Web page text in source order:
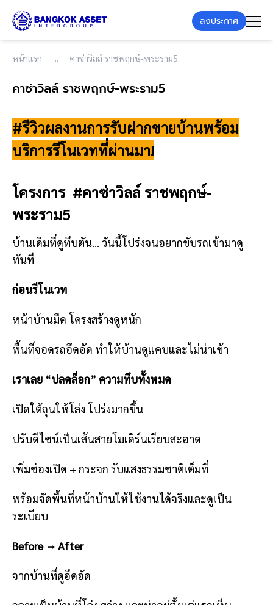
ลงประกาศ
หน้าแรก คาซ่าวิลล์ ราชพฤกษ์-พระราม5
คาซ่าวิลล์ ราชพฤกษ์-พระราม5
#รีวิวผลงานการรับฝากขายบ้านพร้อม
บริการรีโนเวทที่ผ่านมา!
โครงการ #คาซ่าวิลล์ ราชพฤกษ์-
พระราม5
บ้านเดิมที่ดูทึบตัน… วันนี้โปร่งจนอยากขับรถเข้ามาดู
ทันที
ก่อนรีโนเวท
หน้าบ้านมืด โครงสร้างดูหนัก
พื้นที่จอดรถอึดอัด ทำให้บ้านดูแคบและไม่น่าเข้า
เราเลย “ปลดล็อก” ความทึบทั้งหมด
เปิดใต้ถุนให้โล่ง โปร่งมากขึ้น
ปรับดีไซน์เป็นเส้นสายโมเดิร์นเรียบสะอาด
เพิ่มช่องเปิด + กระจก รับแสงธรรมชาติเต็มที่
พร้อมจัดพื้นที่หน้าบ้านให้ใช้งานได้จริงและดูเป็น
ระเบียบ
Before → After
จากบ้านที่ดูอึดอัด